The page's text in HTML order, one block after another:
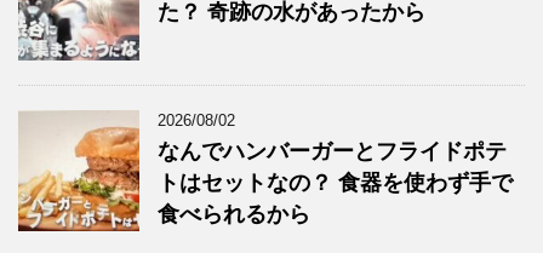
た？ 奇跡の水があったから
2026/08/02
なんでハンバーガーとフライドポテ
トはセットなの？ 食器を使わず手で
食べられるから